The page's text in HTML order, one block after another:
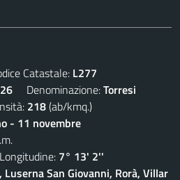
Catastale: L277
Denominazione:Torresi
218(ab/kmq.)
- 11 novembre
7° 13' 2''
Luserna San Giovanni, Rorà, Villar